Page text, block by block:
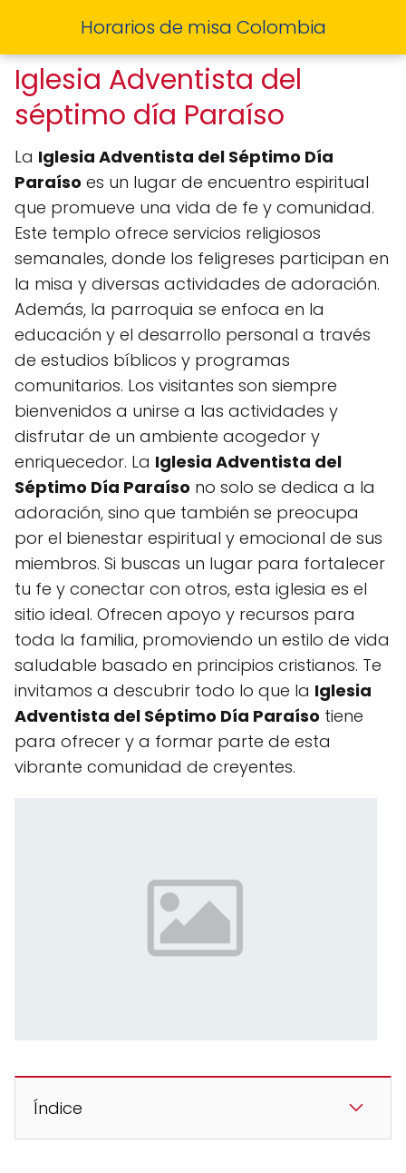
Horarios de misa Colombia
Iglesia Adventista del
séptimo día Paraíso
La Iglesia Adventista del Séptimo Día
Paraíso es un lugar de encuentro espiritual
que promueve una vida de fe y comunidad.
Este templo ofrece servicios religiosos
semanales, donde los feligreses participan en
la misa y diversas actividades de adoración.
Además, la parroquia se enfoca en la
educación y el desarrollo personal a través
de estudios bíblicos y programas
comunitarios. Los visitantes son siempre
bienvenidos a unirse a las actividades y
disfrutar de un ambiente acogedor y
enriquecedor. La Iglesia Adventista del
Séptimo Día Paraíso no solo se dedica a la
adoración, sino que también se preocupa
por el bienestar espiritual y emocional de sus
miembros. Si buscas un lugar para fortalecer
tu fe y conectar con otros, esta iglesia es el
sitio ideal. Ofrecen apoyo y recursos para
toda la familia, promoviendo un estilo de vida
saludable basado en principios cristianos. Te
invitamos a descubrir todo lo que la Iglesia
Adventista del Séptimo Día Paraíso tiene
para ofrecer y a formar parte de esta
vibrante comunidad de creyentes.
Índice